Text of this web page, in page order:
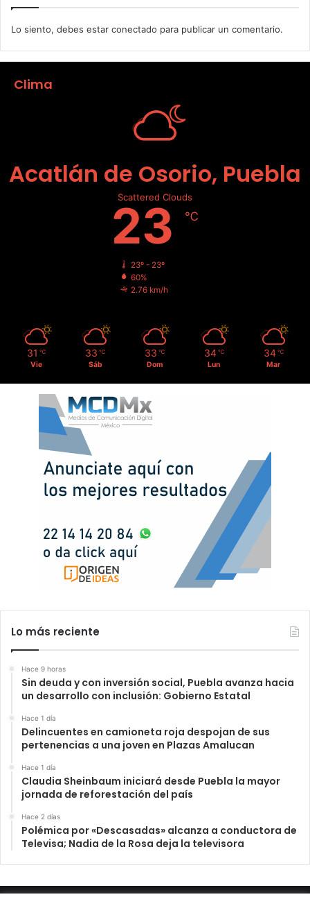
Lo siento, debes estar conectado para publicar un comentario.
Clima
Acatlán de Osorio, Puebla
Scattered Clouds
23 ℃
23º - 23º
60%
2.76 km/h
31 ℃
Vie
33 ℃
Sáb
33 ℃
Dom
34 ℃
Lun
34 ℃
Mar
Lo más reciente
Hace 9 horas
Sin deuda y con inversión social, Puebla avanza hacia
un desarrollo con inclusión: Gobierno Estatal
Hace 1 día
Delincuentes en camioneta roja despojan de sus
pertenencias a una joven en Plazas Amalucan
Hace 1 día
Claudia Sheinbaum iniciará desde Puebla la mayor
jornada de reforestación del país
Hace 2 días
Polémica por «Descasadas» alcanza a conductora de
Televisa; Nadia de la Rosa deja la televisora